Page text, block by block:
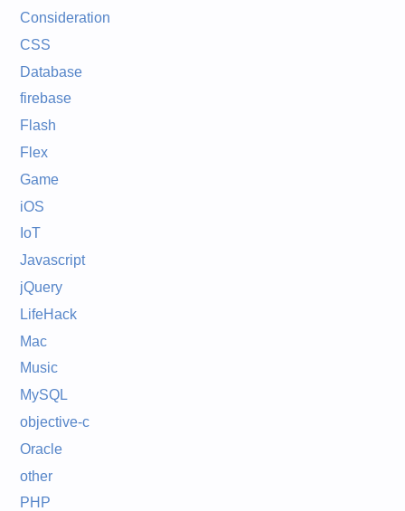
Consideration
CSS
Database
firebase
Flash
Flex
Game
iOS
IoT
Javascript
jQuery
LifeHack
Mac
Music
MySQL
objective-c
Oracle
other
PHP